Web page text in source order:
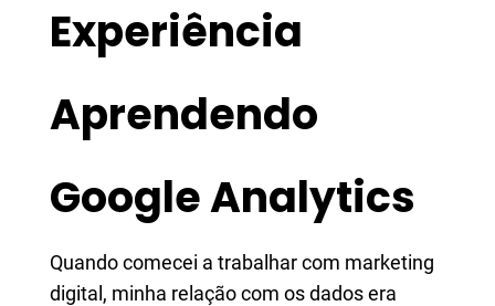
Experiência
Aprendendo
Google Analytics
Quando comecei a trabalhar com marketing
digital, minha relação com os dados era